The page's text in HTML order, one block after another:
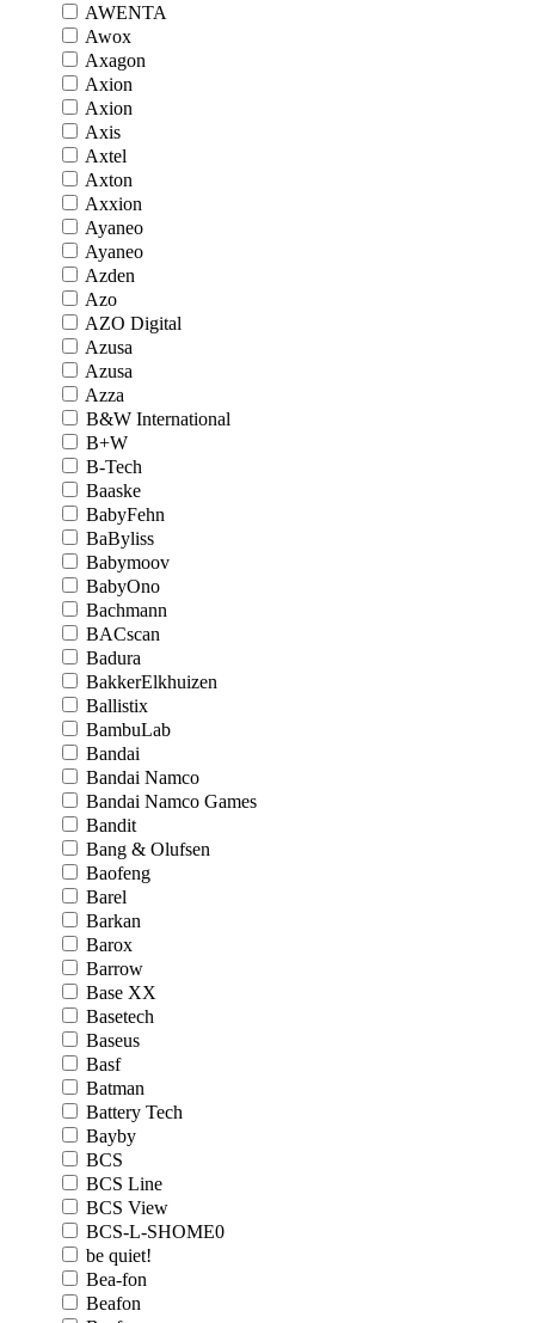
AWENTA
Awox
Axagon
Axion
Axion
Axis
Axtel
Axton
Axxion
Ayaneo
Ayaneo
Azden
Azo
AZO Digital
Azusa
Azusa
Azza
B&W International
B+W
B-Tech
Baaske
BabyFehn
BaByliss
Babymoov
BabyOno
Bachmann
BACscan
Badura
BakkerElkhuizen
Ballistix
BambuLab
Bandai
Bandai Namco
Bandai Namco Games
Bandit
Bang & Olufsen
Baofeng
Barel
Barkan
Barox
Barrow
Base XX
Basetech
Baseus
Basf
Batman
Battery Tech
Bayby
BCS
BCS Line
BCS View
BCS-L-SHOME0
be quiet!
Bea-fon
Beafon